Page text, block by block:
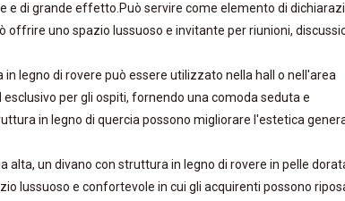
di grande effetto.Può servire come elemento di
uno spazio lussuoso e invitante per riunioni,
legno di rovere può essere utilizzato nella hall o nell'area
per gli ospiti, fornendo una comoda seduta e
in legno di quercia possono migliorare l'estetica
un divano con struttura in legno di rovere in pelle
lussuoso e confortevole in cui gli acquirenti possono